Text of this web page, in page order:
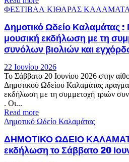
ΦΕΣΤΙΒΑΛ ΚΙΘΑΡΑΣ
Δημοτικό Ωδείο Καλαμάτας
μουσική εκδήλωση με τη
συνόλων βιολιών και
22 Ιουνίου 2026
Το Σάββατο 20 Ιουνίου 2026 στην
Δημοτικού Ωδείου Καλαμάτας
εκδήλωση με τη συμμετοχή τριών
. Οι...
Read more
Δημοτικό Ωδείο Καλαμάτας
ΔΗΜΟΤΙΚΟ ΩΔΕΙΟ
εκδήλωση το Σάββατο 20